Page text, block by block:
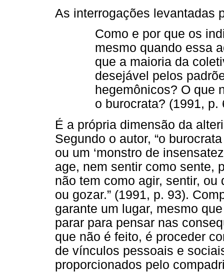
As interrogações levantadas
Como e por que os
mesmo quando essa
que a maioria da
desejável pelos
hegemônicos? O que
o burocrata? (1991, p.
É a própria dimensão da
Segundo o autor, “o
ou um ‘monstro de
age, nem sentir como sente,
não tem como agir, sentir,
ou gozar.” (1991, p. 93).
garante um lugar, mesmo
parar para pensar nas
que não é feito, é proceder
de vínculos pessoais e
proporcionados pelo